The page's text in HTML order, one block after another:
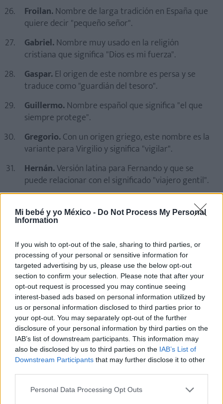
Mi bebé y yo México - Do Not Process My Personal
Information
If you wish to opt-out of the sale, sharing to third parties, or
processing of your personal or sensitive information for
targeted advertising by us, please use the below opt-out
section to confirm your selection. Please note that after your
opt-out request is processed you may continue seeing
interest-based ads based on personal information utilized by
us or personal information disclosed to third parties prior to
your opt-out. You may separately opt-out of the further
disclosure of your personal information by third parties on the
IAB’s list of downstream participants. This information may
also be disclosed by us to third parties on the IAB’s List of
Downstream Participants that may further disclose it to other
Personal Data Processing Opt Outs
Froilan.Nombre de larga tradición en España que
quiere decir "pequeño señor".
Gabriel.Nombre muy usado en la religión
cristiana que significa "Dios es mi fuerza".
Gaspar.El origen de este nombre es persa y se
traduce como "guardián del tesoro".
Guillermo.Nombre español que significa "el que
siempre protege".
Gregorio.Con un origen griego, este nombre es la
variante para Virgilio y significa "vigilar".
Hernán.Versión latina para Fernando y que se
puede relacionar con el significado "viajero gentil".
quiere decir "inteligente", "pensativo".
como "hombre nacido del fuego".
Javier.Es un nombre que tiene un origen vasco y
que significa "casa nueva".
Jesús.Nombre español de niño que significa "Dios
es nuestro salvador".
Jorge.Nombre que quiere decir "hombre
trabajador" y que "cuida la tierra". Es un nombre
muy utilizado en nuestro país.
últimamente en España.